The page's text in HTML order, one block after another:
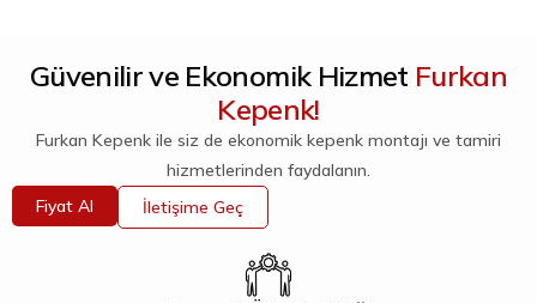
Güvenilir ve Ekonomik Hizmet Furkan
Kepenk!
Furkan Kepenk ile siz de ekonomik kepenk montajı ve tamiri
hizmetlerinden faydalanın.
Fiyat Al
İletişime Geç